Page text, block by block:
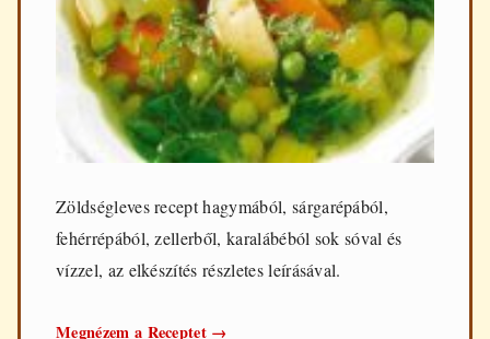
Zöldségleves recept hagymából, sárgarépából,
fehérrépából, zellerből, karalábéból sok sóval és
vízzel, az elkészítés részletes leírásával.
Megnézem a Receptet Zöldségleves
→